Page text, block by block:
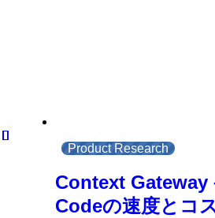
Product Research
Context Gateway
Codeの速度とコ